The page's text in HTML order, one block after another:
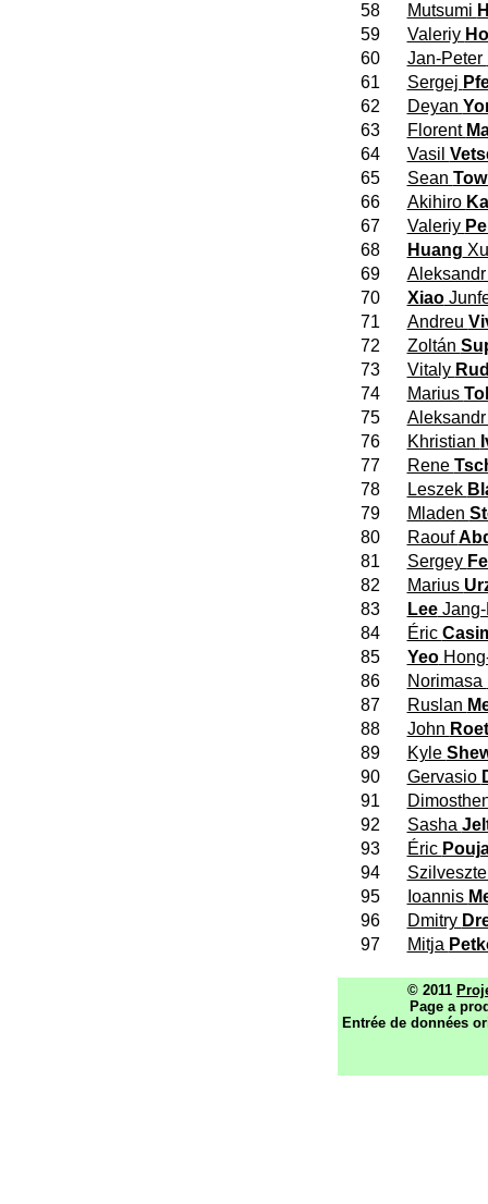
58
Mutsumi
59
Valeriy
60
Jan-Peter
61
Sergej
62
Deyan
63
Florent
64
Vasil
65
Sean
66
Akihiro
67
Valeriy
68
Huang Xu
69
70
Xiao
71
Andreu
72
Zoltán
73
Vitaly
74
Marius
75
76
Khristian
77
Rene
78
Leszek
79
Mladen
80
Raouf
81
Sergey
82
Marius
83
LeeJang-
84
Éric
85
Yeo
86
Norimasa
87
Ruslan
88
John
89
Kyle
90
Gervasio
91
92
Sasha
93
Éric
94
95
Ioannis
96
Dmitry
97
Mitja
© 2011
Page a
Entrée de données